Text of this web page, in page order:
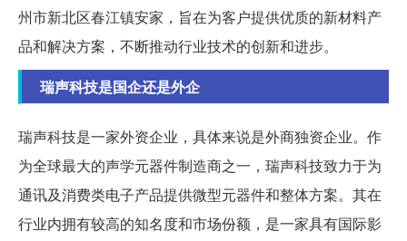
州市新北区春江镇安家，旨在为客户提供优质的新材料产
品和解决方案，不断推动行业技术的创新和进步。
瑞声科技是国企还是外企
瑞声科技是一家外资企业，具体来说是外商独资企业。作
为全球最大的声学元器件制造商之一，瑞声科技致力于为
通讯及消费类电子产品提供微型元器件和整体方案。其在
行业内拥有较高的知名度和市场份额，是一家具有国际影